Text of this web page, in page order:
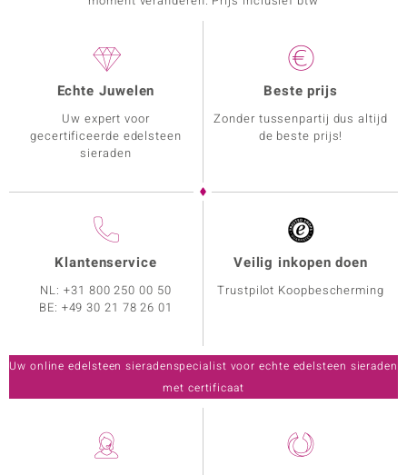
Echte Juwelen
Uw expert voor
gecertificeerde edelsteen
sieraden
Beste prijs
Zonder tussenpartij dus altijd
de beste prijs!
Klantenservice
NL:+31 800 250 00 50
BE: +49 30 21 78 26 01
Veilig inkopen doen
Trustpilot Koopbescherming
Uw online edelsteen sieradenspecialist voor echte edelsteen sieraden
met certificaat